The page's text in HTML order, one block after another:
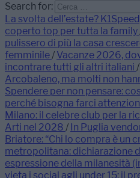
Search for:
La svolta dell’estate?
coperto top per tutta la family
pulissero di più la casa
femminile/ Vacanze 2026,
incontrare tutti gli altri italiani /
Arcobaleno, ma molti non
Spendere per non pensare:
perché bisogna farci
Milano: il celebre club per la
Arti nel 2028 / In Puglia
Briatore: “Chi lo compra è un
metropolitana: dichiarazione
espressione della milanesità